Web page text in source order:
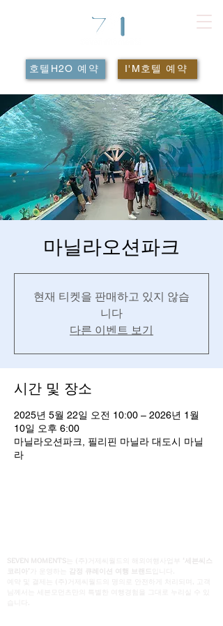
호텔H2O 예약 I'M호텔 예약
마닐라오션파크
현재 티켓을 판매하고 있지 않습
니다
다른 이벤트 보기
시간 및 장소
2025년 5월 22일 오전 10:00 – 2026년 1월
10일 오후 6:00
마닐라오션파크, 필리핀 마닐라 대도시 마닐
라
SEVEN MOMENTS 는 (주)거제씨월드의 해외여행사업부 ‘세븐씨스
코리아’
감정 큐레이션 여행 브랜드
예약 및 결제는 (주)거제씨월드의 명의로 안전하게 처리되며, 고객
님께서는 세븐모먼츠만의 특별한 여행경험을 그대로 누리실 수 있